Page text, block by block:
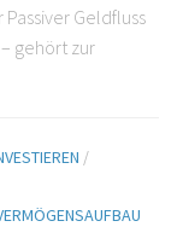
Geldfluss
gehört zur
/